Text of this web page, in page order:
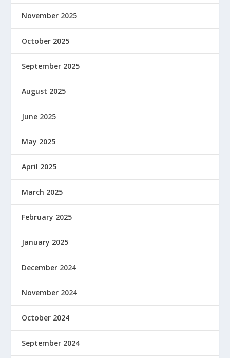
November 2025
October 2025
September 2025
August 2025
June 2025
May 2025
April 2025
March 2025
February 2025
January 2025
December 2024
November 2024
October 2024
September 2024